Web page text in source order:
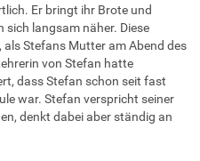
Er bringt ihr Brote und
sich langsam näher. Diese
Stefans Mutter am Abend des
von Stefan hatte
dass Stefan schon seit fast
war. Stefan verspricht seiner
denkt dabei aber ständig an